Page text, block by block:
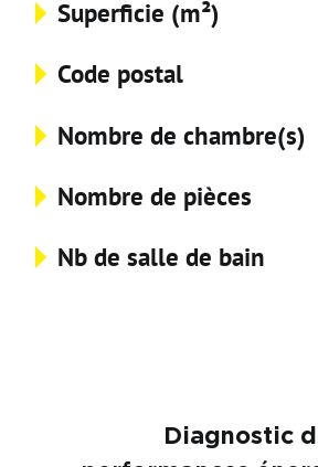
Superficie (m²)
Code postal
Nombre de chambre(s)
Nombre de pièces
Nb de salle de bain
Diagnostic